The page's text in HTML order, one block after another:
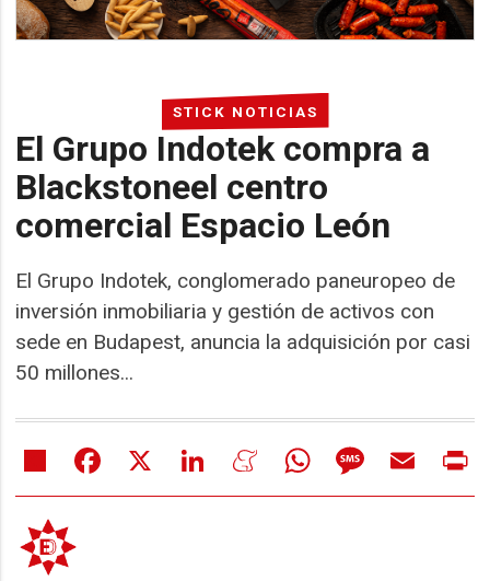
STICK NOTICIAS
El Grupo Indotek compra a
Blackstoneel centro
comercial Espacio León
El Grupo Indotek, conglomerado paneuropeo de
inversión inmobiliaria y gestión de activos con
sede en Budapest, anuncia la adquisición por casi
50 millones...
Share Facebook LinkedIn MeneameWhatsAppMessageEmail